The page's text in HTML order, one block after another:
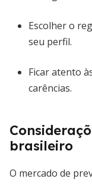
Escolher o
seu perfil.
Ficar atento
carências.
brasileiro
O mercado de